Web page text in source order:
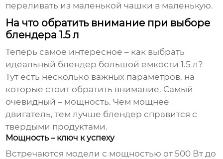
переливать из маленькой чашки в маленькую.
На что обратить внимание при выборе
блендера 1.5 л
Теперь самое интересное – как выбрать
идеальный блендер большой емкости 1.5 л?
Тут есть несколько важных параметров, на
которые стоит обратить внимание. Самый
очевидный – мощность. Чем мощнее
двигатель, тем лучше блендер справится с
твердыми продуктами.
Мощность – ключ к успеху
Встречаются модели с мощностью от 500 Вт до